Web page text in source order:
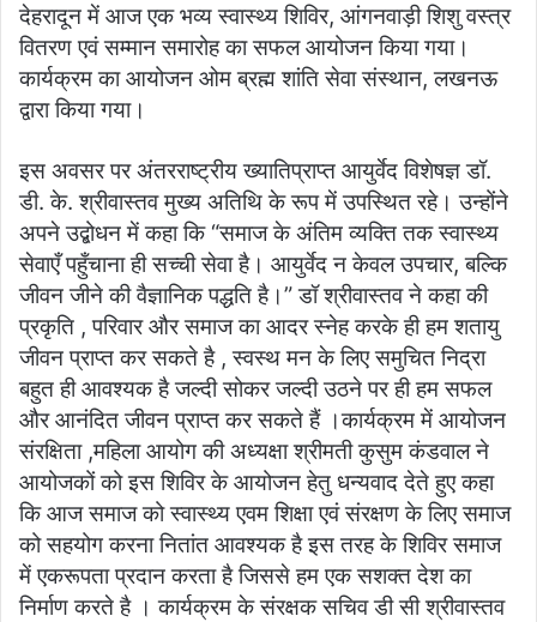
देहरादून में आज एक भव्य स्वास्थ्य शिविर, आंगनवाड़ी शिशु वस्त्र
वितरण एवं सम्मान समारोह का सफल आयोजन किया गया।
कार्यक्रम का आयोजन ओम ब्रह्म शांति सेवा संस्थान, लखनऊ
द्वारा किया गया।
इस अवसर पर अंतरराष्ट्रीय ख्यातिप्राप्त आयुर्वेद विशेषज्ञ डॉ.
डी. के. श्रीवास्तव मुख्य अतिथि के रूप में उपस्थित रहे। उन्होंने
अपने उद्बोधन में कहा कि “समाज के अंतिम व्यक्ति तक स्वास्थ्य
सेवाएँ पहुँचाना ही सच्ची सेवा है। आयुर्वेद न केवल उपचार, बल्कि
जीवन जीने की वैज्ञानिक पद्धति है।” डॉ श्रीवास्तव ने कहा की
प्रकृति , परिवार और समाज का आदर स्नेह करके ही हम शतायु
जीवन प्राप्त कर सकते है , स्वस्थ मन के लिए समुचित निद्रा
बहुत ही आवश्यक है जल्दी सोकर जल्दी उठने पर ही हम सफल
और आनंदित जीवन प्राप्त कर सकते हैं ।कार्यक्रम में आयोजन
संरक्षिता ,महिला आयोग की अध्यक्षा श्रीमती कुसुम कंडवाल ने
आयोजकों को इस शिविर के आयोजन हेतु धन्यवाद देते हुए कहा
कि आज समाज को स्वास्थ्य एवम शिक्षा एवं संरक्षण के लिए समाज
को सहयोग करना नितांत आवश्यक है इस तरह के शिविर समाज
में एकरूपता प्रदान करता है जिससे हम एक सशक्त देश का
निर्माण करते है । कार्यक्रम के संरक्षक सचिव डी सी श्रीवास्तव